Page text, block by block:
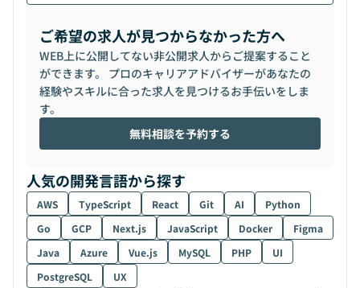
ご希望の求人が見つからなかった方へ
WEB上に公開してない非公開求人からご提案すること
ができます。 プロのキャリアアドバイザーがあなたの
経験やスキルに合った求人を見つけるお手伝いをしま
す。
無料相談を予約する
人気の開発言語から探す
AWS TypeScript React Git AI
Python
Go
GCP Next.js JavaScript Docker
Figma
Java
Azure Vue.js MySQL PHP
UI
PostgreSQL
UX